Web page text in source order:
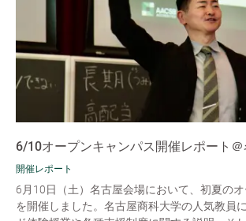
6/10オープンキャンパス開催レポート
開催レポート
6月10日（土）名古屋会場において、初夏の
を開催しました。名古屋商科大学の人気教員